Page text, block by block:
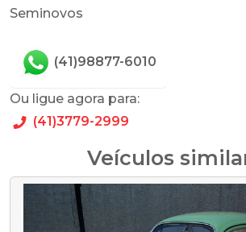
Seminovos
(41)98877-6010
Ou ligue agora para:
(41)3779-2999
Veículos